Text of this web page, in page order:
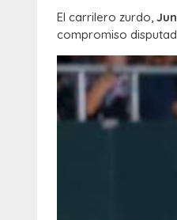
El carrilero zurdo,
compromiso